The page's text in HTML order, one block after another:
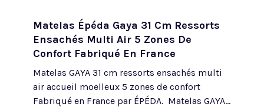
Matelas Épéda Gaya 31 Cm Ressorts
Ensachés Multi Air 5 Zones De
Confort Fabriqué En France
Matelas GAYA 31 cm ressorts ensachés multi
air accueil moelleux 5 zones de confort
Fabriqué en France par ÉPÉDA. Matelas GAYA...